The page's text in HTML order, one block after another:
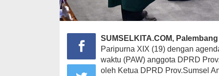
SUMSELKITA.COM, Palembang
Paripurna XIX (19) dengan
waktu (PAW) anggota DPRD
oleh Ketua DPRD Prov.Sumsel